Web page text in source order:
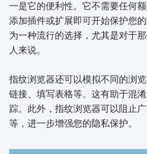
一是它的便利性。它不需要任何
添加插件或扩展即可开始保护您
为一种流行的选择，尤其是对于
人来说。
指纹浏览器还可以模拟不同的浏
链接、填写表格等。这有助于混
踪。此外，指纹浏览器可以阻止
等，进一步增强您的隐私保护。